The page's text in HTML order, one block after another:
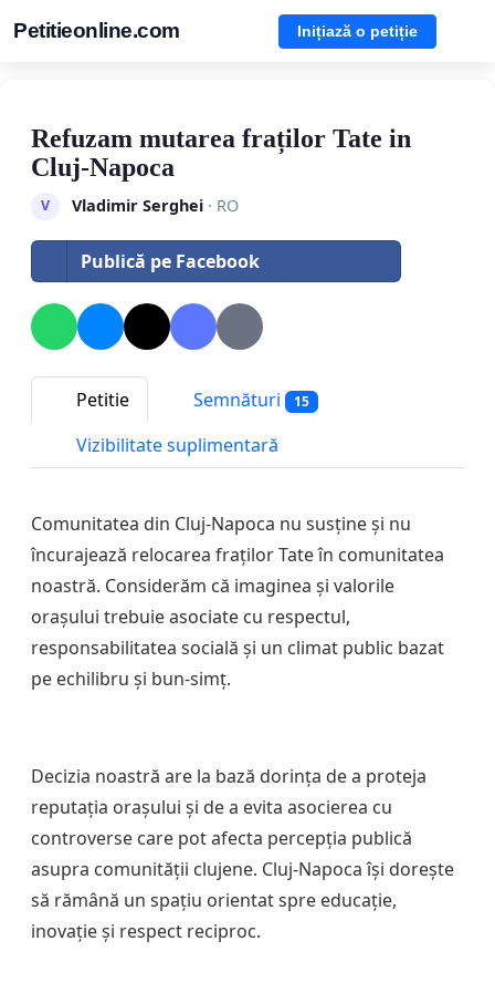
Petitieonline.com Inițiază o petiție
Refuzam mutarea fraților Tate in
Cluj-Napoca
V Vladimir Serghei· RO
Publică pe Facebook
Petitie Semnături 15
Vizibilitate suplimentară
Comunitatea din Cluj-Napoca nu susține și nu
încurajează relocarea fraților Tate în comunitatea
noastră. Considerăm că imaginea și valorile
orașului trebuie asociate cu respectul,
responsabilitatea socială și un climat public bazat
pe echilibru și bun-simț.
Decizia noastră are la bază dorința de a proteja
reputația orașului și de a evita asocierea cu
controverse care pot afecta percepția publică
asupra comunității clujene. Cluj-Napoca își dorește
să rămână un spațiu orientat spre educație,
inovație și respect reciproc.